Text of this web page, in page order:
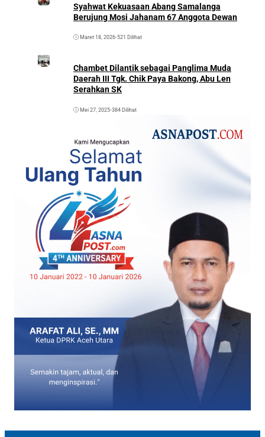
Syahwat Kekuasaan Abang Samalanga
Berujung Mosi Jahanam 67 Anggota Dewan
Maret 18, 2026•521 Dilihat
Chambet Dilantik sebagai Panglima Muda
Daerah III Tgk. Chik Paya Bakong, Abu Len
Serahkan SK
Mei 27, 2025•384 Dilihat